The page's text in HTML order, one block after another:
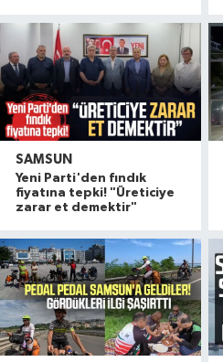
SAMSUN
Yeni Parti'den fındık
fiyatına tepki! "Üreticiye
zarar et demektir"